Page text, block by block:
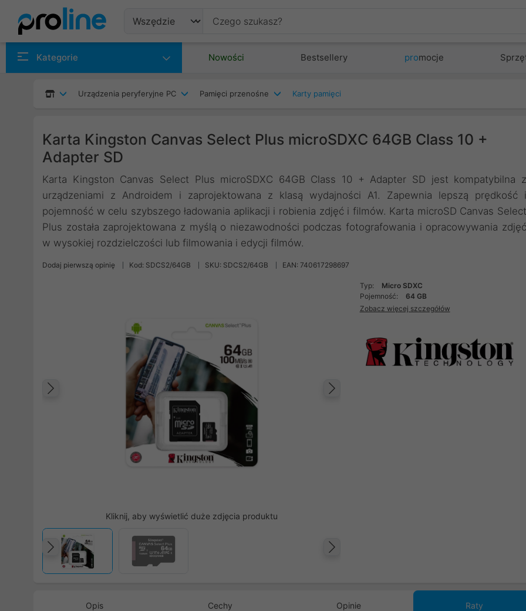
Kategorie Nowości Bestsellery promocje
Urządzenia peryferyjne PC Pamięci przenośne Karty pamięci
Karta Kingston Canvas Select Plus microSDXC 64GB Class 10 +
Adapter SD
Karta Kingston Canvas Select Plus microSDXC 64GB Class 10 + Adapter SD jest kompatybilna z
urządzeniami z Androidem i zaprojektowana z klasą wydajności A1. Zapewnia lepszą prędkość i
pojemność w celu szybszego ładowania aplikacji i robienia zdjęć i filmów. Karta microSD Canvas Select
Plus została zaprojektowana z myślą o niezawodności podczas fotografowania i opracowywania zdjęć
w wysokiej rozdzielczości lub filmowania i edycji filmów.
Dodaj pierwszą opinię Kod: SDCS2/64GB SKU: SDCS2/64GB EAN: 740617298697
Poprzedni
Kliknij, aby wyświetlić duże zdjęcia produktu
Poprzedni
Typ:
Micro SDXC
Pojemność:
64 GB
Zobacz więcej szczegółów
Opis Cechy Opinie Raty